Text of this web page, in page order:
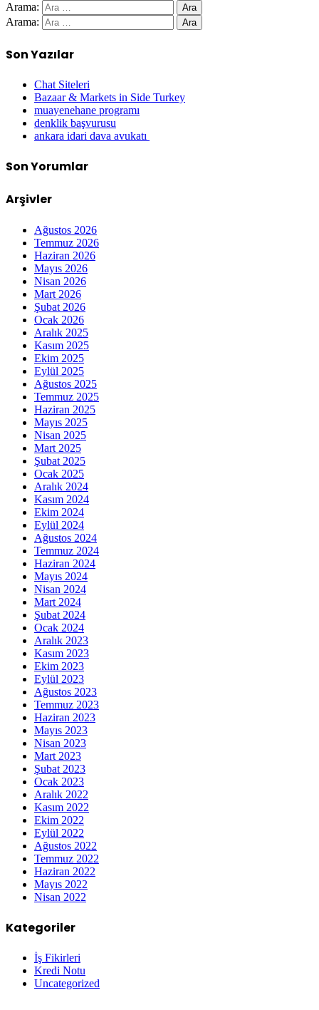
Arama:
Arama:
Son Yazılar
Chat Siteleri
Bazaar & Markets in Side Turkey
muayenehane programı
denklik başvurusu
ankara idari dava avukatı
Son Yorumlar
Arşivler
Ağustos 2026
Temmuz 2026
Haziran 2026
Mayıs 2026
Nisan 2026
Mart 2026
Şubat 2026
Ocak 2026
Aralık 2025
Kasım 2025
Ekim 2025
Eylül 2025
Ağustos 2025
Temmuz 2025
Haziran 2025
Mayıs 2025
Nisan 2025
Mart 2025
Şubat 2025
Ocak 2025
Aralık 2024
Kasım 2024
Ekim 2024
Eylül 2024
Ağustos 2024
Temmuz 2024
Haziran 2024
Mayıs 2024
Nisan 2024
Mart 2024
Şubat 2024
Ocak 2024
Aralık 2023
Kasım 2023
Ekim 2023
Eylül 2023
Ağustos 2023
Temmuz 2023
Haziran 2023
Mayıs 2023
Nisan 2023
Mart 2023
Şubat 2023
Ocak 2023
Aralık 2022
Kasım 2022
Ekim 2022
Eylül 2022
Ağustos 2022
Temmuz 2022
Haziran 2022
Mayıs 2022
Nisan 2022
Kategoriler
İş Fikirleri
Kredi Notu
Uncategorized